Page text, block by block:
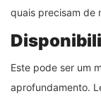
quais precisam de
Este pode ser um
aprofundamento.